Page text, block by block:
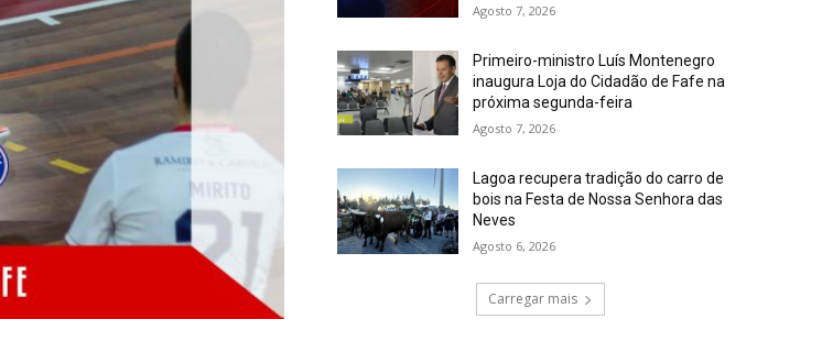
Agosto 7, 2026
Primeiro-ministro Luís Montenegro
inaugura Loja do Cidadão de Fafe na
próxima segunda-feira
Agosto 7, 2026
Lagoa recupera tradição do carro de
bois na Festa de Nossa Senhora das
Neves
Agosto 6, 2026
Carregar mais